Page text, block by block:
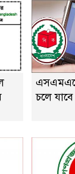
চলে